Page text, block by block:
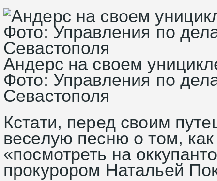
Андерс на своем
Фото: Управления по
Севастополя
Кстати, перед своим
веселую песню о том,
«посмотреть на
прокурором Натальей